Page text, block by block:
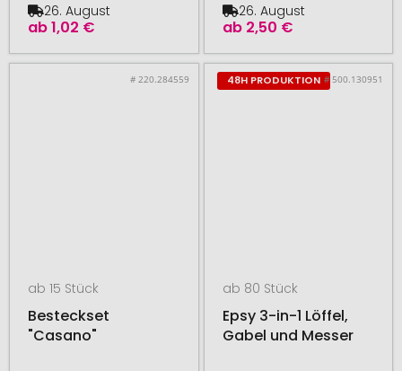
ab1,02 €
26. August
ab 2,50 €
26. August
# 220.284559
ab 15 Stück
Besteckset
"Casano"
48H PRODUKTION # 500.130951
ab 80 Stück
Epsy 3-in-1 Löffel,
Gabel und Messer